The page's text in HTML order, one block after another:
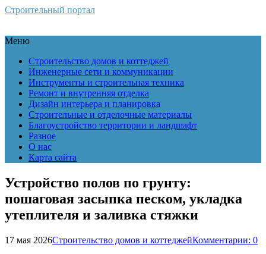
Строительный портал
Меню
Строительство домов и коттеджей
Инженерные сети и коммуникации
Инструменты и строительная техника
Ремонт и внутренняя отделка
Дизайн интерьера и планировка
Строительные и отделочные материалы
Благоустройство территории и ландшафт
Разное
О нас
Карта сайта
Устройство полов по грунту:
пошаговая засыпка песком, укладка
утеплителя и заливка стяжки
17 мая 2026Строительство домов и коттеджейКомментарии: 0